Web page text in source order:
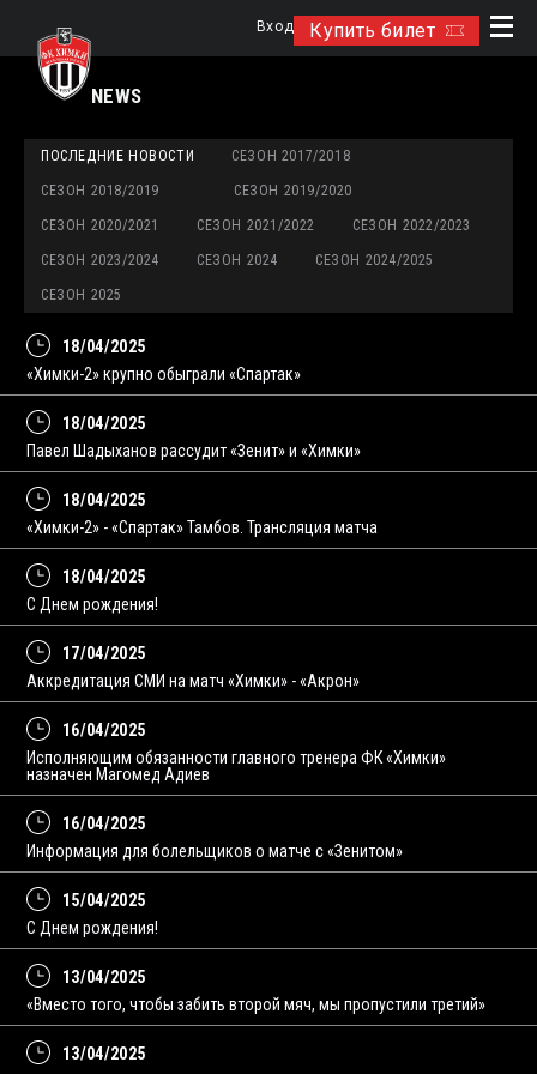
Купить билет
Вход
NEWS
ПОСЛЕДНИЕ НОВОСТИ СЕЗОН 2017/2018
СЕЗОН 2018/2019 СЕЗОН 2019/2020
СЕЗОН 2020/2021 СЕЗОН 2021/2022 СЕЗОН 2022/2023
СЕЗОН 2023/2024 СЕЗОН 2024 СЕЗОН 2024/2025
СЕЗОН 2025
18/04/2025
«Химки-2» крупно обыграли «Спартак»
18/04/2025
Павел Шадыханов рассудит «Зенит» и «Химки»
18/04/2025
«Химки-2» - «Спартак» Тамбов. Трансляция матча
18/04/2025
С Днем рождения!
17/04/2025
Аккредитация СМИ на матч «Химки» - «Акрон»
16/04/2025
Исполняющим обязанности главного тренера ФК «Химки»
назначен Магомед Адиев
16/04/2025
Информация для болельщиков о матче с «Зенитом»
15/04/2025
С Днем рождения!
13/04/2025
«Вместо того, чтобы забить второй мяч, мы пропустили третий»
13/04/2025